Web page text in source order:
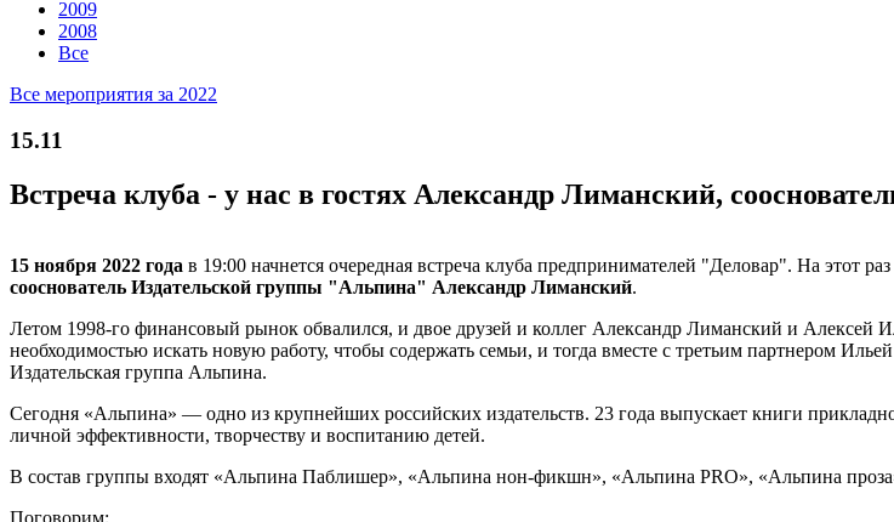
2009
2008
Все
Все мероприятия за 2022
15.11
Встреча клуба - у нас в гостях Александр Лиманский,
15 ноября 2022 года в 19:00 начнется очередная встреча клуба предпринимателей "Деловар". На этот
сооснователь Издательской группы "Альпина" Александр Лиманский.
Летом 1998-го финансовый рынок обвалился, и двое друзей и коллег Александр Лиманский и Алексей
необходимостью искать новую работу, чтобы содержать семьи, и тогда вместе с третьим партнером
Издательская группа Альпина.
Сегодня «Альпина» — одно из крупнейших российских издательств. 23 года выпускает книги
личной эффективности, творчеству и воспитанию детей.
В состав группы входят «Альпина Паблишер», «Альпина нон-фикшн», «Альпина PRO», «Альпина